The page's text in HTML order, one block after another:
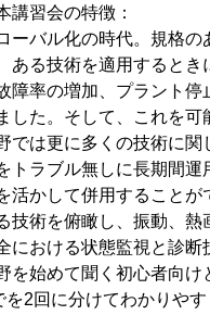
講習会の特徴：
ーバル化の時代。規格
ある技術を適用すると
障率の増加、プラント
した。そして、これを
では更に多くの技術に関
トラブル無しに長期間
活かして併用すること
技術を俯瞰し、振動、
における状態監視と診
を始めて聞く初心者向
を2回に分けてわかりや